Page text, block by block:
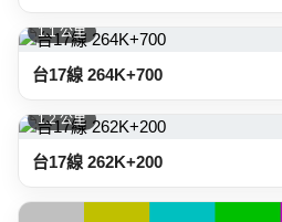
1.1 公里
台17線 264K+700
1.2 公里
台17線 262K+200